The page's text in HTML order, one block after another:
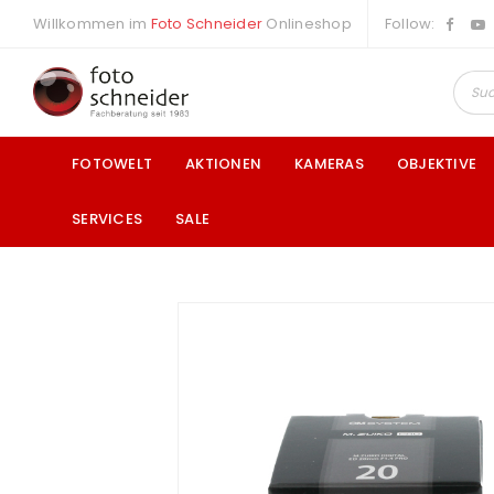
Willkommen im Foto Schneider Onlineshop Follow:
FOTOWELT AKTIONEN KAMERAS OBJEKTIVE
SERVICES SALE